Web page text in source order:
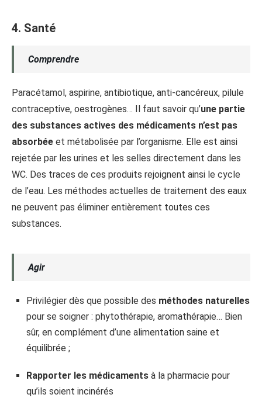
4. Santé
Comprendre
Paracétamol, aspirine, antibiotique, anti-cancéreux, pilule
contraceptive, oestrogènes… Il faut savoir qu’une partie
des substances actives des médicaments n’est pas
absorbée et métabolisée par l’organisme. Elle est ainsi
rejetée par les urines et les selles directement dans les
WC. Des traces de ces produits rejoignent ainsi le cycle
de l’eau. Les méthodes actuelles de traitement des eaux
ne peuvent pas éliminer entièrement toutes ces
substances.
Agir
Privilégier dès que possible des méthodes naturelles
pour se soigner : phytothérapie, aromathérapie… Bien
sûr, en complément d’une alimentation saine et
équilibrée ;
Rapporter les médicaments à la pharmacie pour
qu’ils soient incinérés